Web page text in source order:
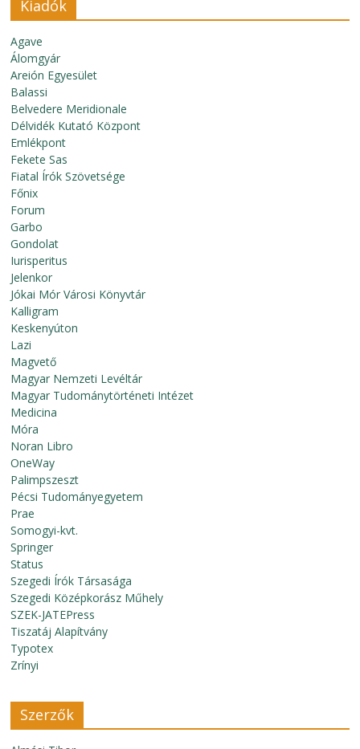
Kiadók
Agave
Álomgyár
Areión Egyesület
Balassi
Belvedere Meridionale
Délvidék Kutató Központ
Emlékpont
Fekete Sas
Fiatal Írók Szövetsége
Főnix
Forum
Garbo
Gondolat
Iurisperitus
Jelenkor
Jókai Mór Városi Könyvtár
Kalligram
Keskenyúton
Lazi
Magvető
Magyar Nemzeti Levéltár
Magyar Tudománytörténeti Intézet
Medicina
Móra
Noran Libro
OneWay
Palimpszeszt
Pécsi Tudományegyetem
Prae
Somogyi-kvt.
Springer
Status
Szegedi Írók Társasága
Szegedi Középkorász Műhely
SZEK-JATEPress
Tiszatáj Alapítvány
Typotex
Zrínyi
Szerzők